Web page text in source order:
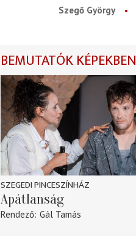
Szegő György
BEMUTATÓK KÉPEKBEN
SZEGEDI PINCESZÍNHÁZ
Apátlanság
Rendező Gál Tamás